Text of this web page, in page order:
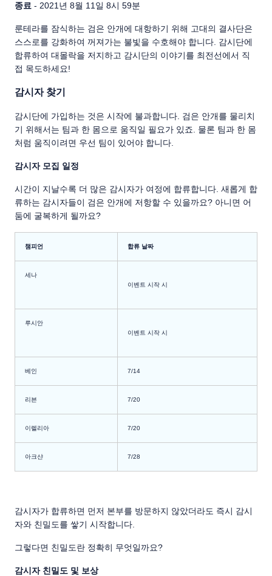
종료 - 2021년 8월 11일 8시 59분
룬테라를 잠식하는 검은 안개에 대항하기 위해 고대의 결사단은
스스로를 강화하여 꺼져가는 불빛을 수호해야 합니다. 감시단에
합류하여 대몰락을 저지하고 감시단의 이야기를 최전선에서 직
접 목도하세요!
감시자 찾기
감시단에 가입하는 것은 시작에 불과합니다. 검은 안개를 물리치
기 위해서는 팀과 한 몸으로 움직일 필요가 있죠. 물론 팀과 한 몸
처럼 움직이려면 우선 팀이 있어야 합니다.
감시자 모집 일정
시간이 지날수록 더 많은 감시자가 여정에 합류합니다. 새롭게 합
류하는 감시자들이 검은 안개에 저항할 수 있을까요? 아니면 어
둠에 굴복하게 될까요?
챔피언 합류 날짜
세나
이벤트 시작 시
루시안
이벤트 시작 시
베인 7/14
리븐 7/20
이렐리아 7/20
아크샨 7/28
감시자가 합류하면 먼저 본부를 방문하지 않았더라도 즉시 감시
자와 친밀도를 쌓기 시작합니다.
그렇다면 친밀도란 정확히 무엇일까요?
감시자 친밀도 및 보상